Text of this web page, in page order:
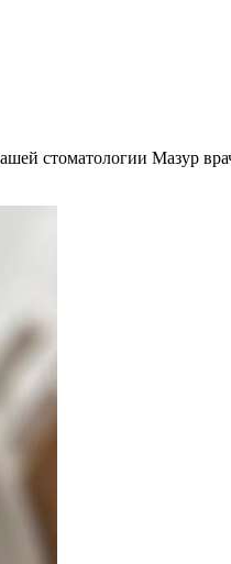
стоматологии Мазур